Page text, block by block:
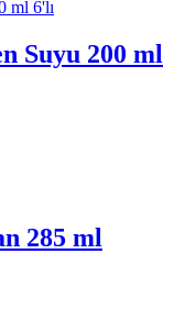
Suyu 200 ml
285 ml